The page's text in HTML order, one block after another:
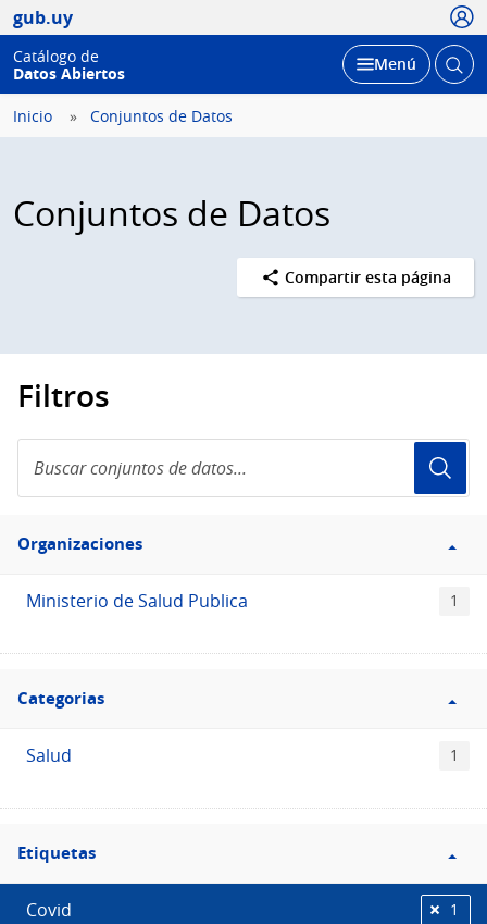
gub.uy
Catálogo de
Datos Abiertos
Desplegar
Menú Abrir
Inicio Conjuntos de Datos
Conjuntos de Datos
Compartir esta página
Filtros
conjuntos
de
Filtro
Organizaciones
Organizaciones
Ministerio de Salud Publica 1
Filtro
Categorias
Categorias
Salud 1
Filtro
Etiquetas
Etiquetas
Covid 1